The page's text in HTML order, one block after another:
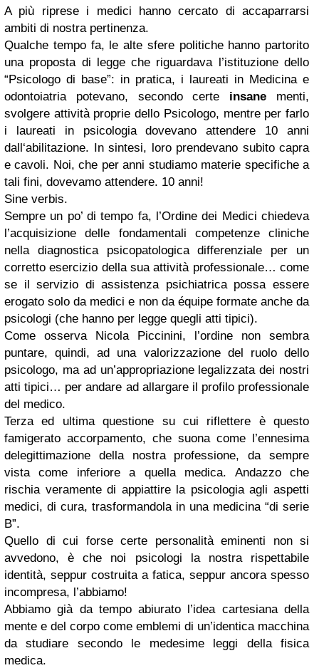
A più riprese i medici hanno cercato di accaparrarsi
ambiti di nostra pertinenza.
Qualche tempo fa, le alte sfere politiche hanno partorito
una proposta di legge che riguardava l’istituzione dello
“Psicologo di base”: in pratica, i laureati in Medicina e
odontoiatria potevano, secondo certe insane menti,
svolgere attività proprie dello Psicologo, mentre per farlo
i laureati in psicologia dovevano attendere 10 anni
dall‘abilitazione. In sintesi, loro prendevano subito capra
e cavoli. Noi, che per anni studiamo materie specifiche a
tali fini, dovevamo attendere. 10 anni!
Sine verbis.
Sempre un po’ di tempo fa, l’Ordine dei Medici chiedeva
l’acquisizione delle fondamentali competenze cliniche
nella diagnostica psicopatologica differenziale per un
corretto esercizio della sua attività professionale… come
se il servizio di assistenza psichiatrica possa essere
erogato solo da medici e non da équipe formate anche da
psicologi (che hanno per legge quegli atti tipici).
Come osserva Nicola Piccinini, l’ordine non sembra
puntare, quindi, ad una valorizzazione del ruolo dello
psicologo, ma ad un’appropriazione legalizzata dei nostri
atti tipici… per andare ad allargare il profilo professionale
del medico.
Terza ed ultima questione su cui riflettere è questo
famigerato accorpamento, che suona come l’ennesima
delegittimazione della nostra professione, da sempre
vista come inferiore a quella medica. Andazzo che
rischia veramente di appiattire la psicologia agli aspetti
medici, di cura, trasformandola in una medicina “di serie
B”.
Quello di cui forse certe personalità eminenti non si
avvedono, è che noi psicologi la nostra rispettabile
identità, seppur costruita a fatica, seppur ancora spesso
incompresa, l’abbiamo!
Abbiamo già da tempo abiurato l’idea cartesiana della
mente e del corpo come emblemi di un’identica macchina
da studiare secondo le medesime leggi della fisica
medica.